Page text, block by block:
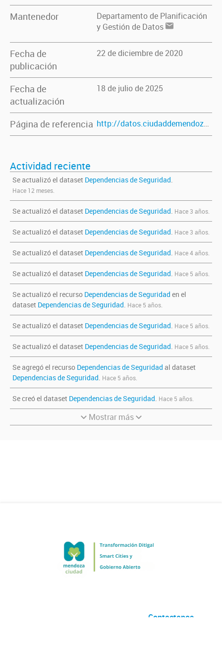
Mantenedor
Departamento de Planificación
y Gestión de Datos
Fecha de
publicación
22 de diciembre de 2020
Fecha de
actualización
18 de julio de 2025
Página de referencia http://datos.ciudaddemendoza.gob.ar/dataset/dependencias-seguridad
Actividad reciente
Se actualizó el dataset Dependencias de Seguridad.
Hace 12 meses.
Se actualizó el dataset Dependencias de Seguridad. Hace 3 años.
Se actualizó el dataset Dependencias de Seguridad. Hace 3 años.
Se actualizó el dataset Dependencias de Seguridad. Hace 4 años.
Se actualizó el dataset Dependencias de Seguridad. Hace 5 años.
Se actualizó el recurso Dependencias de Seguridad en el
dataset Dependencias de Seguridad. Hace 5 años.
Se actualizó el dataset Dependencias de Seguridad. Hace 5 años.
Se actualizó el dataset Dependencias de Seguridad. Hace 5 años.
Se agregó el recurso Dependencias de Seguridad al dataset
Dependencias de Seguridad. Hace 5 años.
Se creó el dataset Dependencias de Seguridad. Hace 5 años.
Mostrar más
Contactanos